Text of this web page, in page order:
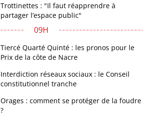
Trottinettes : "Il faut réapprendre à
partager l’espace public"
09H
Tiercé Quarté Quinté : les pronos pour le
Prix de la côte de Nacre
Interdiction réseaux sociaux : le Conseil
constitutionnel tranche
Orages : comment se protéger de la foudre
?